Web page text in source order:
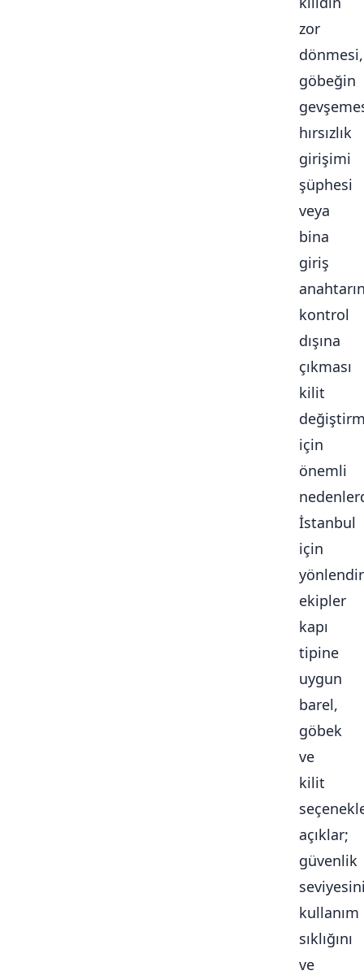
zor
dönmesi,
göbeğin
hırsızlık
girişimi
şüphesi
veya
bina
giriş
kontrol
dışına
çıkması
kilit
için
önemli
İstanbul
için
ekipler
kapı
tipine
uygun
barel,
göbek
ve
kilit
açıklar;
güvenlik
kullanım
sıklığını
ve